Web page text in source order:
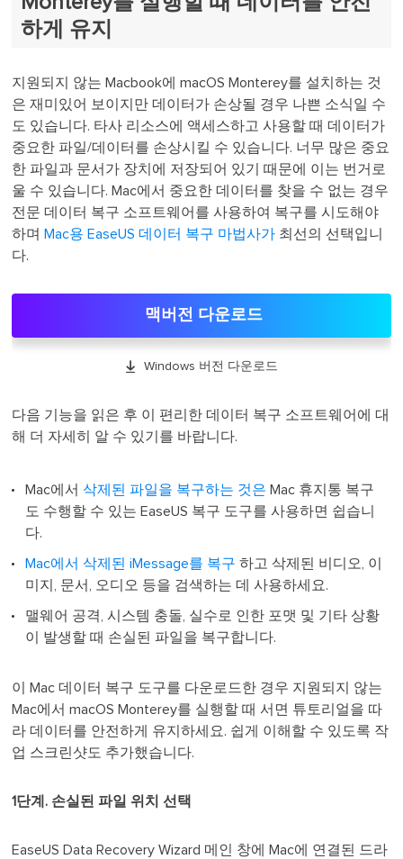
하게 유지
지원되지 않는 Macbook에 macOS Monterey를 설치하는 것
은 재미있어 보이지만 데이터가 손상될 경우 나쁜 소식일 수
도 있습니다. 타사 리소스에 액세스하고 사용할 때 데이터가
중요한 파일/데이터를 손상시킬 수 있습니다. 너무 많은 중요
한 파일과 문서가 장치에 저장되어 있기 때문에 이는 번거로
울 수 있습니다. Mac에서 중요한 데이터를 찾을 수 없는 경우
전문 데이터 복구 소프트웨어를 사용하여 복구를 시도해야
하며 Mac용 EaseUS 데이터 복구 마법사가 최선의 선택입니
다.
맥버전 다운로드
 Windows 버전 다운로드
다음 기능을 읽은 후 이 편리한 데이터 복구 소프트웨어에 대
해 더 자세히 알 수 있기를 바랍니다.
Mac에서삭제된 파일을 복구하는 것은 Mac 휴지통 복구
도 수행할 수 있는 EaseUS 복구 도구를 사용하면 쉽습니
다.
️Mac에서 삭제된 iMessage를 복구 하고 삭제된 비디오, 이
미지, 문서, 오디오 등을 검색하는 데 사용하세요.
맬웨어 공격, 시스템 충돌, 실수로 인한 포맷 및 기타 상황
이 발생할 때 손실된 파일을 복구합니다.
이 Mac 데이터 복구 도구를 다운로드한 경우 지원되지 않는
Mac에서 macOS Monterey를 실행할 때 서면 튜토리얼을 따
라 데이터를 안전하게 유지하세요. 쉽게 이해할 수 있도록 작
업 스크린샷도 추가했습니다.
1단계. 손실된 파일 위치 선택
EaseUS Data Recovery Wizard 메인 창에 Mac에 연결된 드라